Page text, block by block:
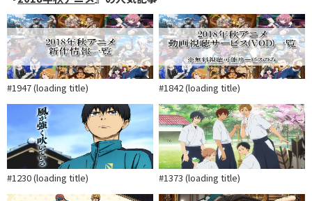
#1947 (loading title) #1842 (loading title)
#1230 (loading title) #1373 (loading title)